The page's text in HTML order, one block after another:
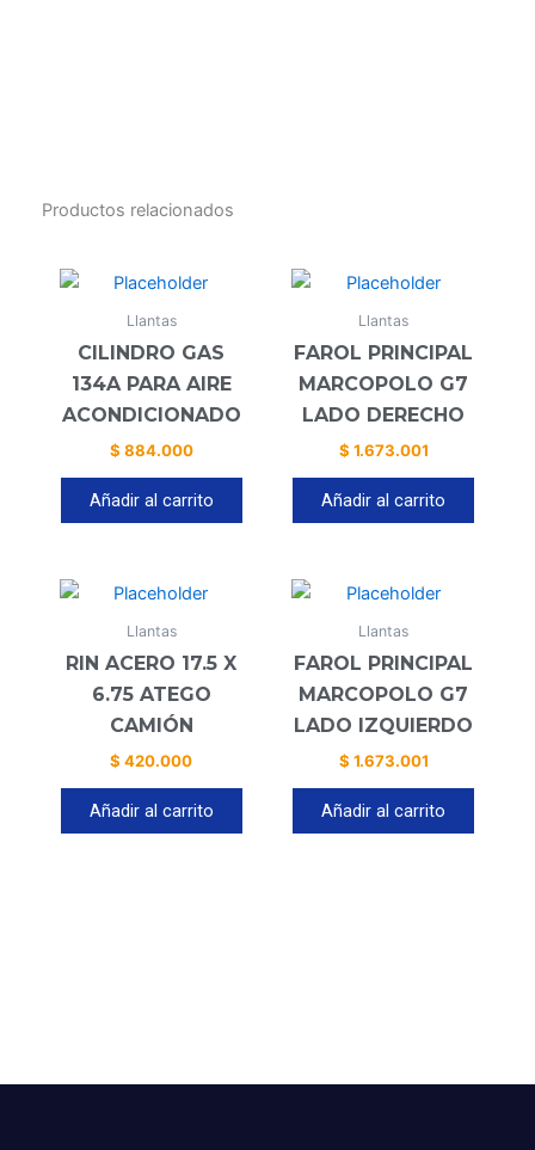
Productos relacionados
Llantas
CILINDRO GAS
134A PARA AIRE
ACONDICIONADO
$ 884.000
Añadir al carrito
Llantas
FAROL PRINCIPAL
MARCOPOLO G7
LADO DERECHO
$ 1.673.001
Añadir al carrito
Llantas
RIN ACERO 17.5 X
6.75 ATEGO
CAMIÓN
$ 420.000
Añadir al carrito
Llantas
FAROL PRINCIPAL
MARCOPOLO G7
LADO IZQUIERDO
$ 1.673.001
Añadir al carrito